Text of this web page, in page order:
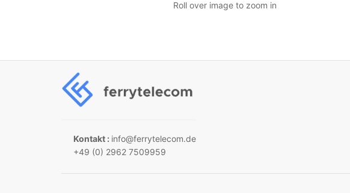
Roll over image to zoom in
Kontakt : info@ferrytelecom.de
+49 (0) 2962 7509959